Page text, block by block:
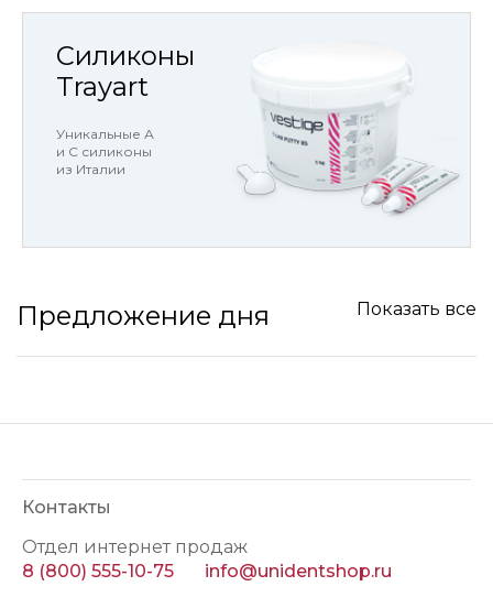
Силиконы
Trayart
Уникальные А
и С силиконы
из Италии
Предложение дня Показать все
Контакты
Отдел интернет продаж
8 (800) 555-10-75
info@unidentshop.ru